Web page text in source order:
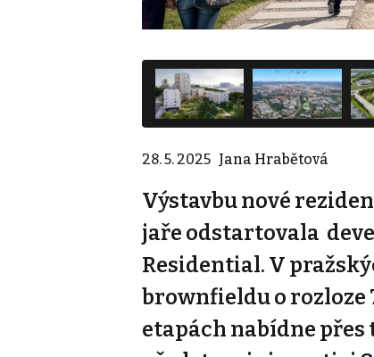
28. 5. 2025 Jana Hrabětová
Výstavbu nové
jaře odstartovala
Residential. V
brownfieldu o rozloze
etapách nabídne